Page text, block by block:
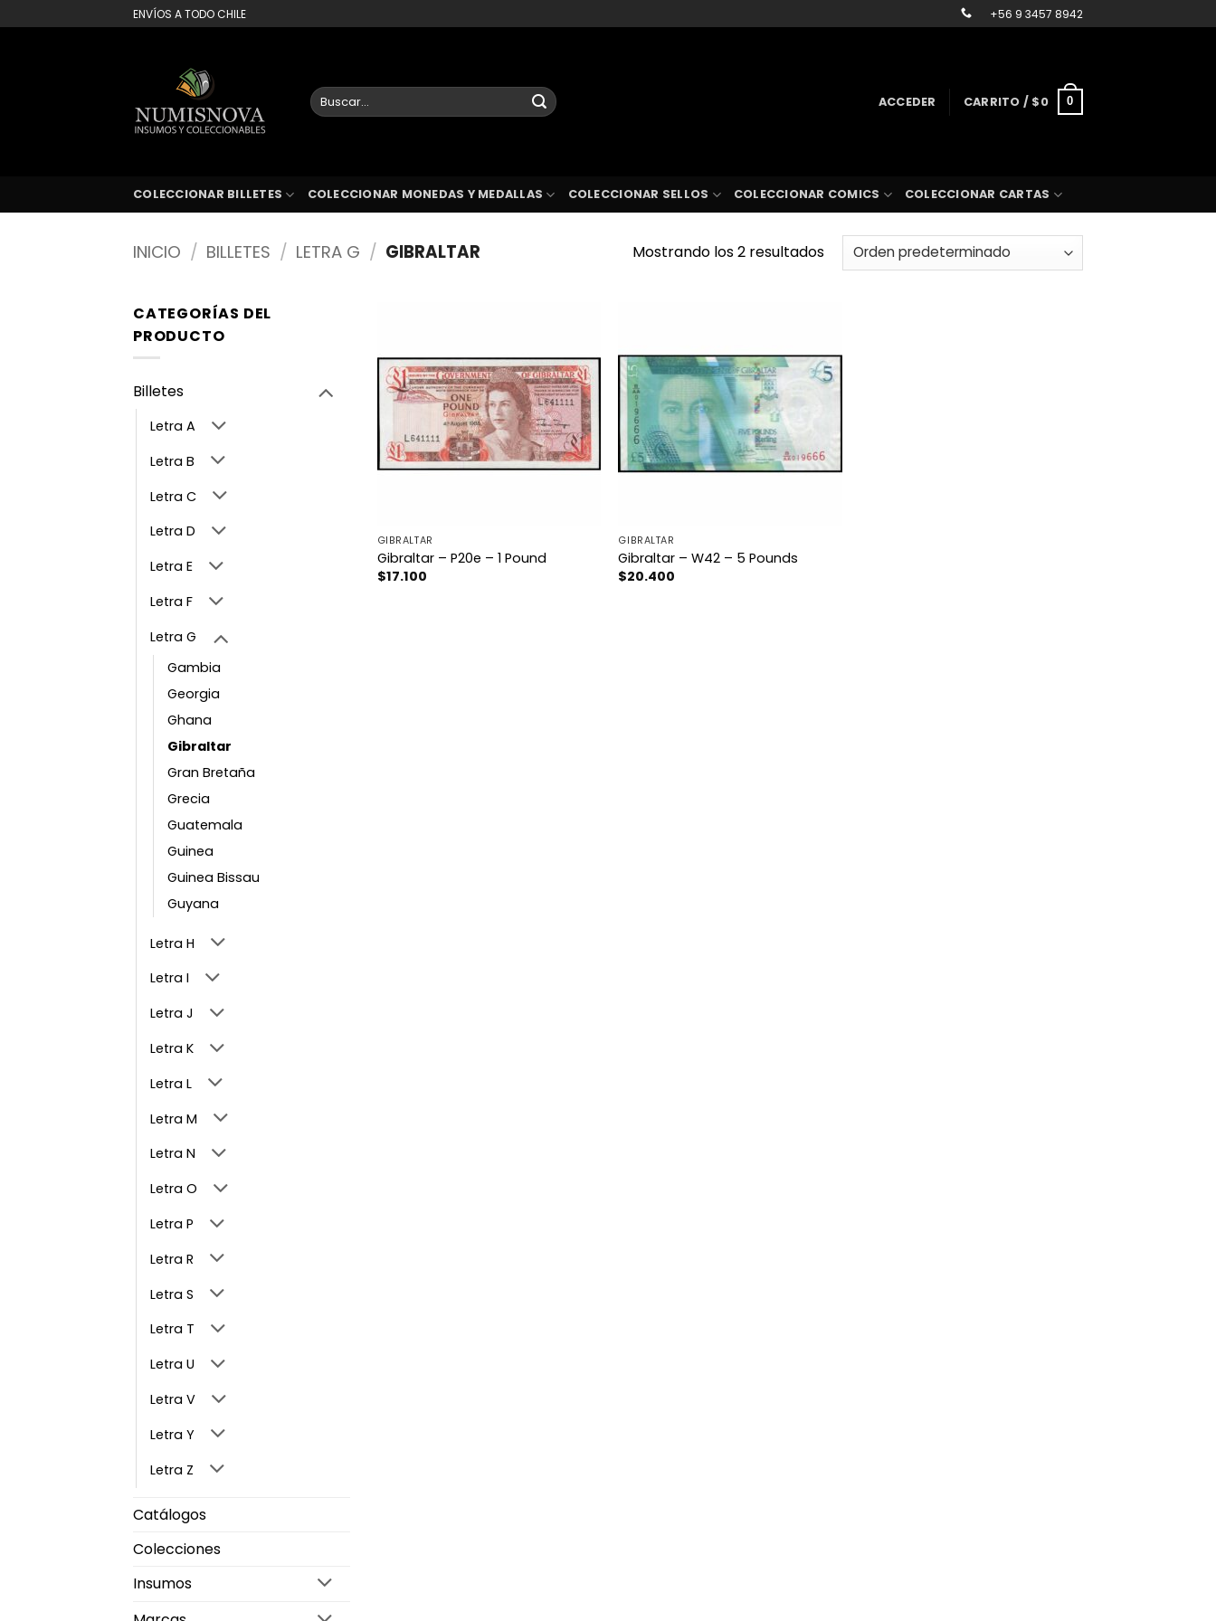
al
ENVÍOS A TODO CHILE +56 9 3457 8942
Buscar
por:
ACCEDER CARRITO / $0 0
COLECCIONAR BILLETES COLECCIONAR MONEDAS Y MEDALLAS COLECCIONAR SELLOS COLECCIONAR COMICS COLECCIONAR CARTAS
INICIO / BILLETES / LETRA G / GIBRALTAR Mostrando los 2 resultados
CATEGORÍAS DEL
PRODUCTO
Billetes
Letra A
Letra B
Letra C
Letra D
Letra E
Letra F
Letra G
Gambia
Georgia
Ghana
Gibraltar
Gran Bretaña
Grecia
Guatemala
Guinea
Guinea Bissau
Guyana
Letra H
Letra I
Letra J
Letra K
Letra L
Letra M
Letra N
Letra O
Letra P
Letra R
Letra S
Letra T
Letra U
Letra V
Letra Y
Letra Z
Catálogos
Colecciones
Insumos
GIBRALTAR
Gibraltar – P20e – 1 Pound
$17.100
GIBRALTAR
Gibraltar – W42 – 5 Pounds
$20.400